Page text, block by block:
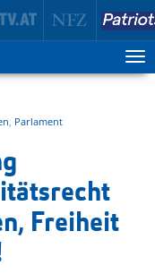
, Parlament
Freiheit